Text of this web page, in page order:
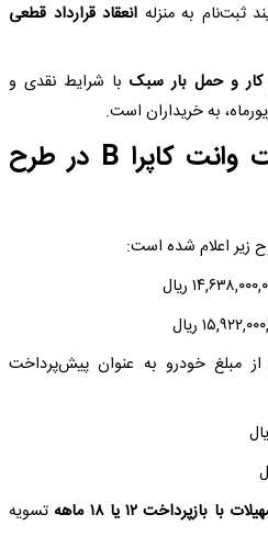
ثبت‌نام به منزله انعقاد قرارداد قطعی
کار و حمل بار سبک با شرایط نقدی و
به خریداران است.
قیمت و پیش‌پرداخت وانت کاپرا B در طرح
زیر اعلام شده است:
مبلغ خودرو به عنوان پیش‌پرداخت
با بازپرداخت ۱۲ یا ۱۸ ماهه
تسویه